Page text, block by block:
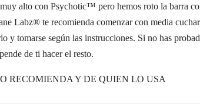
alto con Psychotic™ pero hemos roto la barra
Labz® te recomienda comenzar con media
tomarse según las instrucciones. Si no has
de ti hacer el resto.
RECOMIENDA Y DE QUIEN LO USA